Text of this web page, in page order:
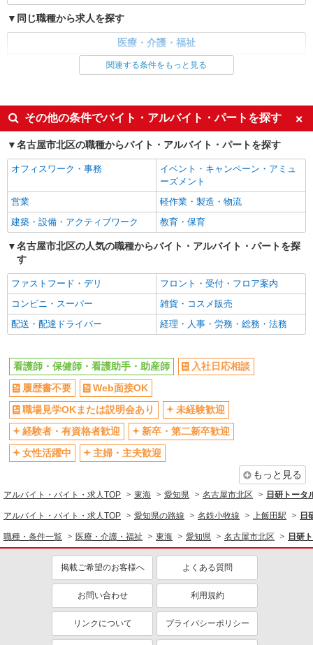
通費全支給(ガソリン代含む)＞
名古屋市北区
詳細を見る
株式会社リオン
病院における看護助手（ナースエイド）
時給1200円
愛知県名古屋市北区
キープ 詳細を見る
業務委託
SOMPOヘルスサポート株式会社 全支援対応コース
保健師・管理栄養士 特定保健指導
業所一括面談(対面) 1日：10,000円〜14,716円 ・
個別訪問(対面) 1件：4,286円〜5,239円 ・遠隔面
談 1件：1,500〜1,691円 ・電話支援 1件：
1,000円〜1,429円 ・ICTメール支援 1件：500円
※上記金額に消費税を加えた金額をお支払いいた
援内容により細則あり。
【活動エリア】愛知県名古屋市北区及びその周
辺
派遣社員 紹介予定派遣
株式会社トラストグロース 中部支社
有料老人ホームでの看護業務全般
給与詳細 ※経験・資格考慮します！ 派遣時
給：2000円 【紹介後】 パート時給：1370〜1450
円+資格手当80円〜118円 夜勤手当1回6000円※1
夜勤約29000円 試用期間なし(条件変更なし)
愛知県名古屋市北区楠味鋺
詳細を見る
派遣社員 紹介予定派遣
医療対応型リハビリナーシングホーム内での看
護業務
給与詳細 ※経験・資格考慮します！ 派遣時
給：2000円〜2300円 【紹介後給与】 正社員 月給
400,000円〜488,000円 基本給320,000〜400,000
その他手当80,000〜 パート時給1500円〜 固定残
業代なし 試用期間なし 1か月の想定労働時間160
時間
愛知県名古屋市北区中味鋺
キープ 詳細を見る
同じ職種から求人を探す
医療・介護・福祉
看護師・保健師・看護助手・助産師
未経験歓迎
ミドル（40代～）活躍中
交通費支給
社会保険あり
関連する条件をもっと見る
その他の条件でバイト・アルバイト・パートを探す
名古屋市北区の職種からバイト・アルバイト・パートを探す
オフィスワーク・事務
イベント・キャンペーン・アミュ
ーズメント
営業
軽作業・製造・物流
建築・設備・アクティブワーク
教育・保育
名古屋市北区の人気の職種からバイト・アルバイト・パートを探
す
ファストフード・デリ
フロント・受付・フロア案内
コンビニ・スーパー
雑貨・コスメ販売
配送・配達ドライバー
経理・人事・労務・総務・法務
看護師・保健師・看護助手・助産師
入社日応相談
履歴書不要
Web面接OK
職場見学OKまたは説明会あり
未経験歓迎
経験者・有資格者歓迎
新卒・第二新卒歓迎
女性活躍中
主婦・主夫歓迎
もっと見る
アルバイト・バイト・求人TOP 東海 愛知県 名古屋市北区 日研トータ
アルバイト・バイト・求人TOP 愛知県の路線 名鉄小牧線 上飯田駅 日
職種・条件一覧 医療・介護・福祉 東海 愛知県 名古屋市北区 日研
掲載ご希望のお客様へ よくある質問
お問い合わせ 利用規約
リンクについて プライバシーポリシー